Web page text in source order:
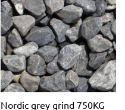
Nordic grey grind 750KG